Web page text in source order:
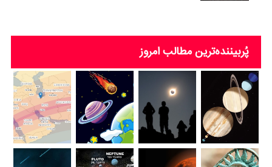
پُربیننده‌ترین‌ مطالب امروز